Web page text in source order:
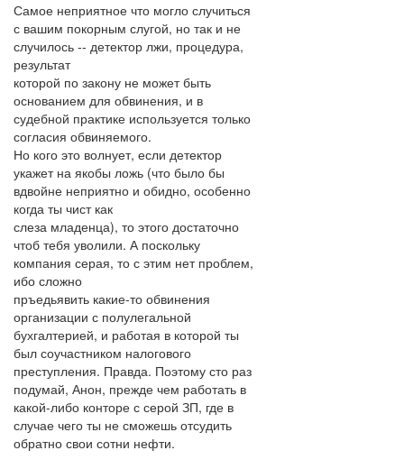
Самое неприятное что могло случиться
с вашим покорным слугой, но так и не
случилось -- детектор лжи, процедура,
результат
которой по закону не может быть
основанием для обвинения, и в
судебной практике используется только
согласия обвиняемого.
Но кого это волнует, если детектор
укажет на якобы ложь (что было бы
вдвойне неприятно и обидно, особенно
когда ты чист как
слеза младенца), то этого достаточно
чтоб тебя уволили. А поскольку
компания серая, то с этим нет проблем,
ибо сложно
пръедьявить какие-то обвинения
организации с полулегальной
бухгалтерией, и работая в которой ты
был соучастником налогового
преступления. Правда. Поэтому сто раз
подумай, Анон, прежде чем работать в
какой-либо конторе с серой ЗП, где в
случае чего ты не сможешь отсудить
обратно свои сотни нефти.